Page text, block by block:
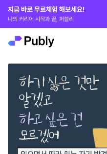
지금 바로 무료체험 해보세요!
나의 커리어 시작과 끝, 퍼블리